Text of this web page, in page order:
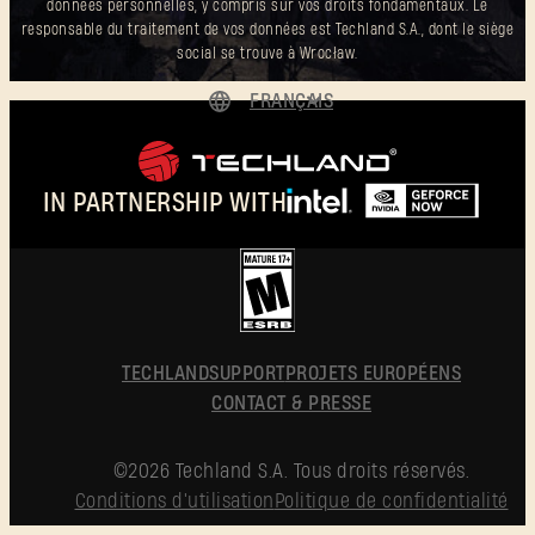
données personnelles, y compris sur vos droits fondamentaux. Le
responsable du traitement de vos données est Techland S.A., dont le siège
social se trouve à Wrocław.
IN PARTNERSHIP WITH
FRANÇAIS
POLSKI
简体中文
TECHLANDSUPPORT PROJETS EUROPÉENS
CONTACT & PRESSE
©2026 Techland S.A. Tous droits réservés.
Conditions d'utilisation Politique de confidentialité